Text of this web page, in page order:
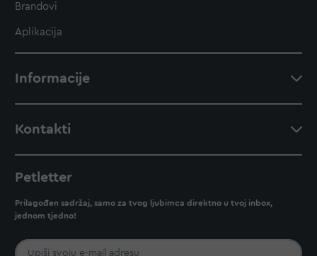
Brandovi
Aplikacija
Informacije
Kontakti
Petletter
Prilagođen sadržaj, samo za tvog ljubimca direktno u tvoj inbox,
jednom tjedno!